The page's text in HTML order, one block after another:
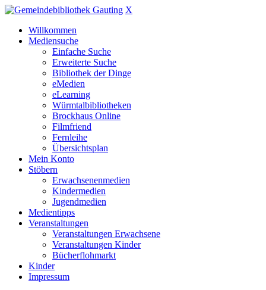
X
Willkommen
Mediensuche
Einfache Suche
Erweiterte Suche
Bibliothek der Dinge
eMedien
eLearning
Würmtalbibliotheken
Brockhaus Online
Filmfriend
Fernleihe
Übersichtsplan
Mein Konto
Stöbern
Erwachsenenmedien
Kindermedien
Jugendmedien
Medientipps
Veranstaltungen
Veranstaltungen Erwachsene
Veranstaltungen Kinder
Bücherflohmarkt
Kinder
Impressum